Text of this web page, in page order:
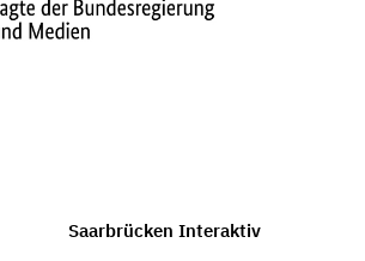
Saarbrücken Interaktiv